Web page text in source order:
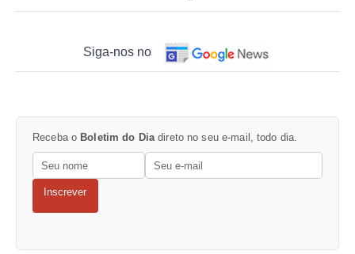
Siga-nos no
Receba o Boletim do Dia direto no seu e-mail, todo dia.
Inscrever